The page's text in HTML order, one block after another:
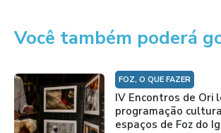
Você também poderá
FOZ, O QUE FAZER
IV Encontros de Ori
programação
espaços de Foz do